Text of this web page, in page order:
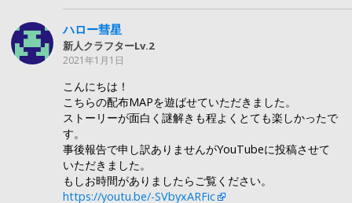
ハロー彗星
新人クラフターLv.2
2021年1月1日
こんにちは！
こちらの配布MAPを遊ばせていただきました。
ストーリーが面白く謎解きも程よくとても楽しかったで
す。
事後報告で申し訳ありませんがYouTubeに投稿させて
いただきました。
もしお時間がありましたらご覧ください。
https://youtu.be/-SVbyxARFic